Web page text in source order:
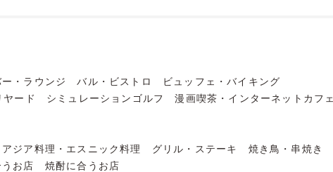
・ラウンジ バル・ビストロ
ビュッフェ・バイキング
ヤード シミュレーションゴルフ 漫画喫茶・インターネットカフェ
アジア料理・エスニック料理 グリル・ステーキ 焼き鳥・串焼き
お店
焼酎に合うお店